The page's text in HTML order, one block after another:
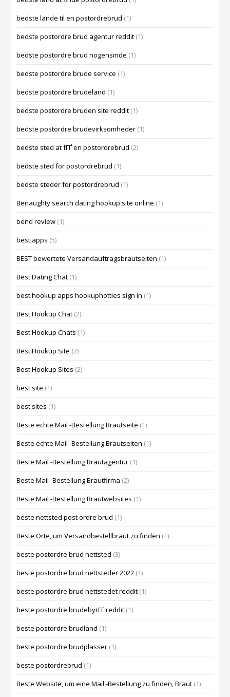
bedste lande til en postordrebrud (1)
bedste postordre brud agentur reddit (1)
bedste postordre brud nogensinde (1)
bedste postordre brude service (1)
bedste postordre brudeland (1)
bedste postordre bruden site reddit (1)
bedste postordre brudevirksomheder (1)
bedste sted at fГҐ en postordrebrud (2)
bedste sted for postordrebrud (1)
bedste steder for postordrebrud (1)
Benaughty search dating hookup site online (1)
bend review (1)
best apps (5)
BEST bewertete Versandauftragsbrautseiten (1)
Best Dating Chat (1)
best hookup apps hookuphotties sign in (1)
Best Hookup Chat (2)
Best Hookup Chats (1)
Best Hookup Site (2)
Best Hookup Sites (2)
best site (1)
best sites (1)
Beste echte Mail -Bestellung Brautseite (1)
Beste echte Mail -Bestellung Brautseiten (1)
Beste Mail -Bestellung Brautagentur (1)
Beste Mail -Bestellung Brautfirma (2)
Beste Mail -Bestellung Brautwebsites (1)
beste nettsted post ordre brud (1)
Beste Orte, um Versandbestellbraut zu finden (1)
beste postordre brud nettsted (3)
beste postordre brud nettsteder 2022 (1)
beste postordre brud nettstedet reddit (1)
beste postordre brudebyrГҐ reddit (1)
beste postordre brudland (1)
beste postordre brudplasser (1)
beste postordrebrud (1)
Beste Website, um eine Mail -Bestellung zu finden, Braut (1)